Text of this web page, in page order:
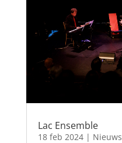
Lac Ensemble
18 feb 2024| Nieuws